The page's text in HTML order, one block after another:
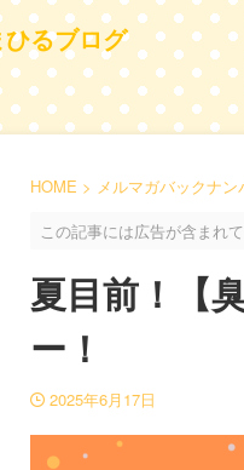
ひるブログ
HOME > メルマガバックナン
この記事には広告が含まれ
夏目前！【
ー！
2025年6月17日